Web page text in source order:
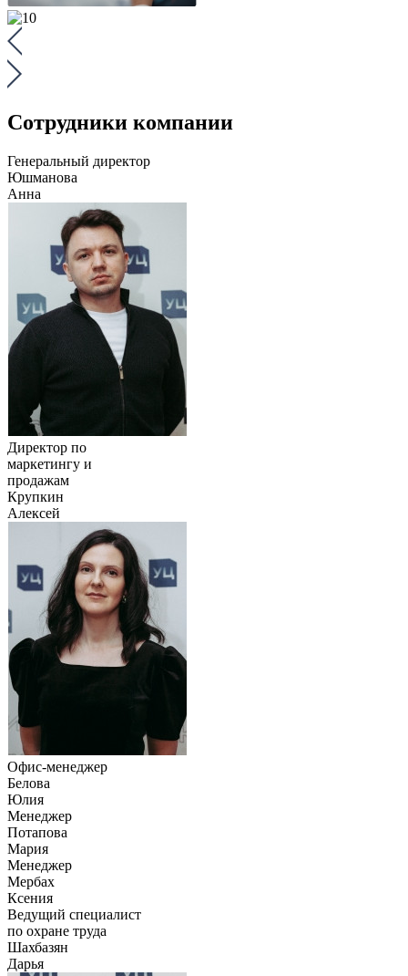
Сотрудники компании
Генеральный директор
Юшманова
Анна
Директор по
маркетингу и
продажам
Крупкин
Алексей
Офис-менеджер
Белова
Юлия
Менеджер
Потапова
Мария
Менеджер
Мербах
Ксения
Ведущий специалист
по охране труда
Шахбазян
Дарья